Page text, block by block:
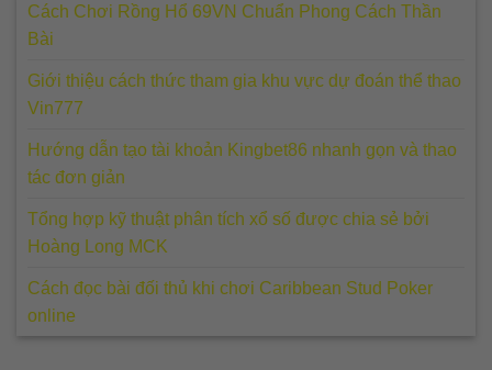
Cách Chơi Rồng Hổ 69VN Chuẩn Phong Cách Thần
Bài
Giới thiệu cách thức tham gia khu vực dự đoán thể thao
Vin777
Hướng dẫn tạo tài khoản Kingbet86 nhanh gọn và thao
tác đơn giản
Tổng hợp kỹ thuật phân tích xổ số được chia sẻ bởi
Hoàng Long MCK
Cách đọc bài đối thủ khi chơi Caribbean Stud Poker
online